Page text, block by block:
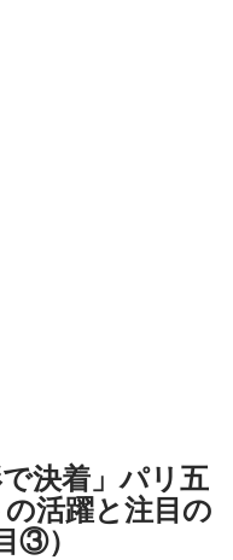
決着」パリ五
活躍と注目の
③）